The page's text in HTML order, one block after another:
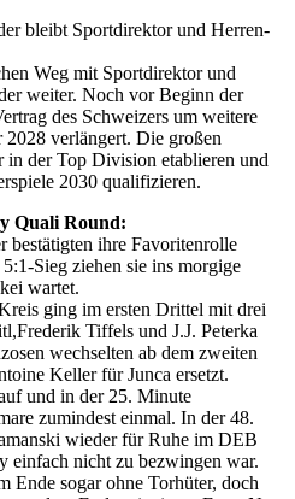
bleibt Sportdirektor und Herren-
Weg mit Sportdirektor und
weiter. Noch vor Beginn der
des Schweizers um weitere
2028 verlängert. Die großen
in der Top Division etablieren und
2030 qualifizieren.
Quali Round:
bestätigten ihre Favoritenrolle
Sieg ziehen sie ins morgige
wartet.
ging im ersten Drittel mit drei
Tiffels und J.J. Peterka
wechselten ab dem zweiten
Keller für Junca ersetzt.
und in der 25. Minute
zumindest einmal. In der 48.
wieder für Ruhe im DEB
einfach nicht zu bezwingen war.
Ende sogar ohne Torhüter, doch